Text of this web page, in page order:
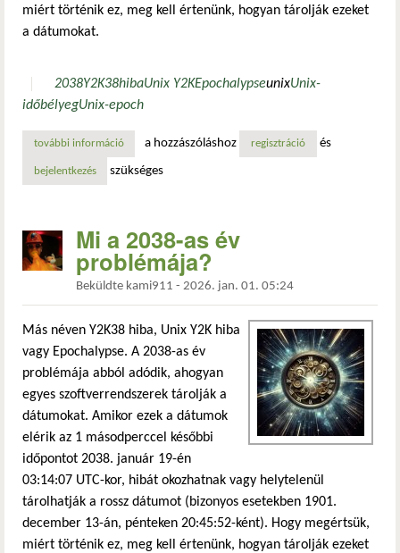
miért történik ez, meg kell értenünk, hogyan tárolják ezeket
a dátumokat.
2038Y2K38hibaUnix Y2KEpochalypseunixUnix-
időbélyegUnix-epoch
további információmi a 2038-as év problémája? tartalommal kapcsolatosan
a hozzászóláshoz regisztráció és
bejelentkezés szükséges
Mi a 2038-as év
problémája?
Beküldte kami911 - 2026. jan. 01. 05:24
Más néven Y2K38 hiba, Unix Y2K hiba
vagy Epochalypse. A 2038-as év
problémája abból adódik, ahogyan
egyes szoftverrendszerek tárolják a
dátumokat. Amikor ezek a dátumok
elérik az 1 másodperccel későbbi
időpontot 2038. január 19-én
03:14:07 UTC-kor, hibát okozhatnak vagy helytelenül
tárolhatják a rossz dátumot (bizonyos esetekben 1901.
december 13-án, pénteken 20:45:52-ként). Hogy megértsük,
miért történik ez, meg kell értenünk, hogyan tárolják ezeket